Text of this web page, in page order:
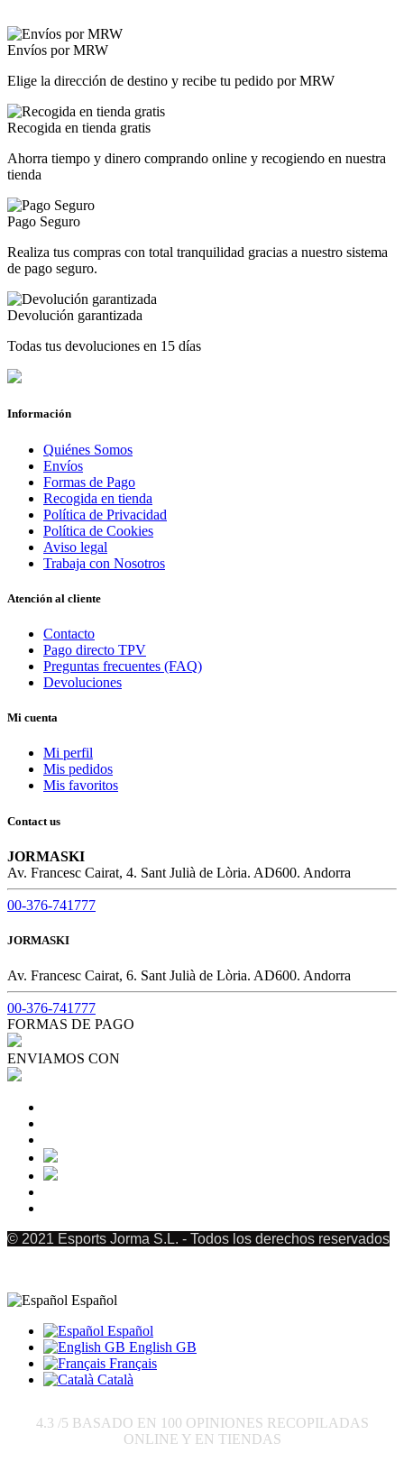
Envíos por MRW
Elige la dirección de destino y recibe tu pedido por MRW
Recogida en tienda gratis
Ahorra tiempo y dinero comprando online y recogiendo en nuestra
tienda
Pago Seguro
Realiza tus compras con total tranquilidad gracias a nuestro sistema
de pago seguro.
Devolución garantizada
Todas tus devoluciones en 15 días
Información
Quiénes Somos
Envíos
Formas de Pago
Recogida en tienda
Política de Privacidad
Política de Cookies
Aviso legal
Trabaja con Nosotros
Atención al cliente
Contacto
Pago directo TPV
Preguntas frecuentes (FAQ)
Devoluciones
Mi cuenta
Mi perfil
Mis pedidos
Mis favoritos
Contact us
JORMASKI
Av. Francesc Cairat, 4. Sant Julià de Lòria. AD600. Andorra
00-376-741777
JORMASKI
Av. Francesc Cairat, 6. Sant Julià de Lòria. AD600. Andorra
00-376-741777
FORMAS DE PAGO
ENVIAMOS CON
© 2021 Esports Jorma S.L. - Todos los derechos reservados
Español
Español
English GB
Français
Català
4.3 /5 BASADO EN 100 OPINIONES RECOPILADAS
ONLINE Y EN TIENDAS